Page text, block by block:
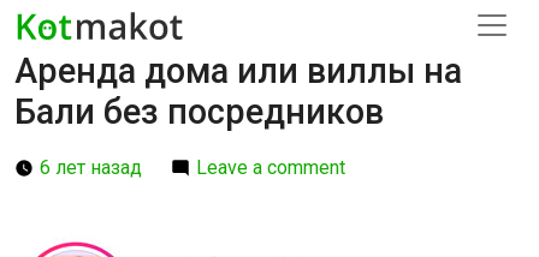
Аренда дома или виллы на
Бали без посредников
6 лет назад Leave a comment